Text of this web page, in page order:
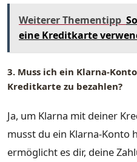
Weiterer Thementipp
eine Kreditkarte
3. Muss ich ein Klarna-
Kreditkarte zu bezahlen?
Ja, um Klarna mit deiner
musst du ein Klarna-Konto
ermöglicht es dir, deine